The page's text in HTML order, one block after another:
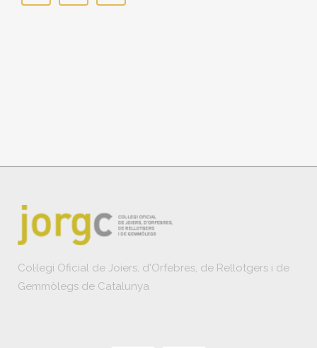
Col·legi Oficial de Joiers, d'Orfebres, de Rellotgers i de
Gemmòlegs de Catalunya